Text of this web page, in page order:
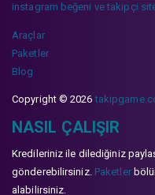
instagram beğeni ve takipçi
Araçlar
Paketler
Blog
Copyright © 2026
NASIL ÇALIŞIR
Kredileriniz ile dilediğiniz
gönderebilirsiniz. Paketler
alabilirsiniz.